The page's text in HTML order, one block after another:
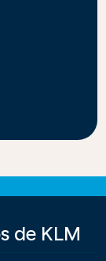
de KLM